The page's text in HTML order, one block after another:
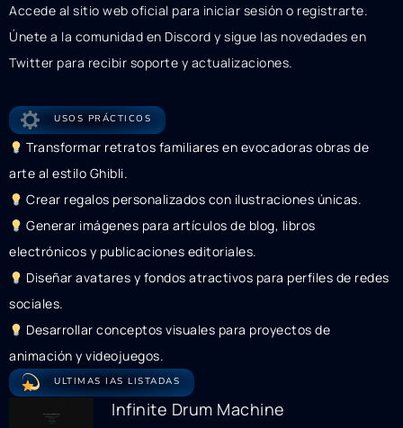
Accede al sitio web oficial para iniciar sesión o registrarte.
Únete a la comunidad en Discord y sigue las novedades en
Twitter para recibir soporte y actualizaciones.
USOS PRÁCTICOS
Transformar retratos familiares en evocadoras obras de
arte al estilo Ghibli.
Crear regalos personalizados con ilustraciones únicas.
Generar imágenes para artículos de blog, libros
electrónicos y publicaciones editoriales.
Diseñar avatares y fondos atractivos para perfiles de redes
sociales.
Desarrollar conceptos visuales para proyectos de
animación y videojuegos.
ULTIMAS IAS LISTADAS
Infinite Drum Machine